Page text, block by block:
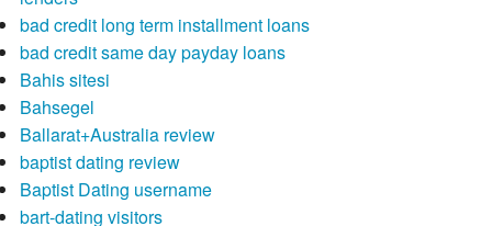
bad credit long term installment loans
bad credit same day payday loans
Bahis sitesi
Bahsegel
Ballarat+Australia review
baptist dating review
Baptist Dating username
bart-dating visitors